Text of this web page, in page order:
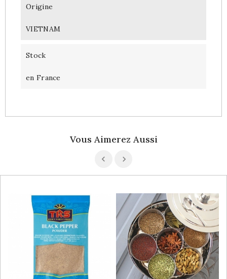
Origine
VIETNAM
Stock
en France
Vous Aimerez Aussi